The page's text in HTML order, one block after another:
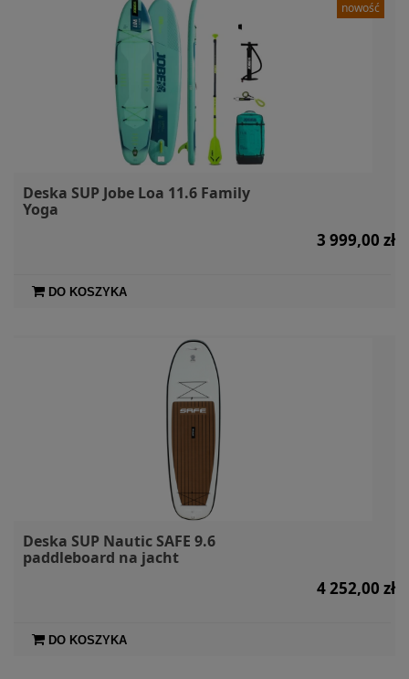
Deska SUP Jobe Loa 11.6 Family
Yoga
3 999,00 zł
DO KOSZYKA
nowość
Deska SUP Nautic SAFE 9.6
paddleboard na jacht
4 252,00 zł
DO KOSZYKA